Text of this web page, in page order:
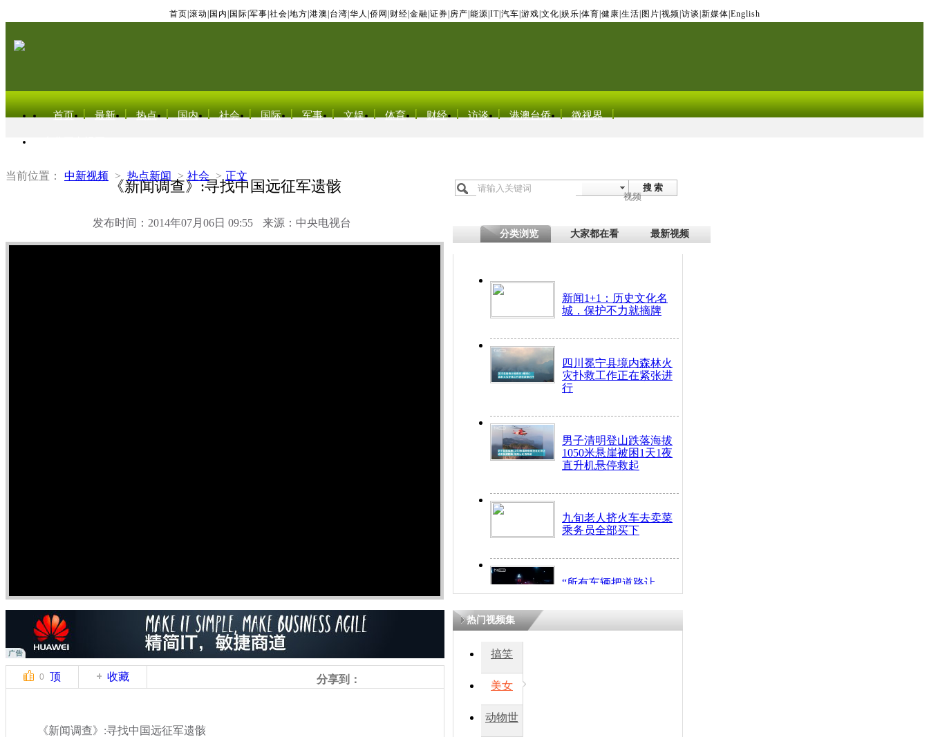
首页 滚动 国内 国际 军事 社会 地方 港澳 台湾 华人 侨网 财经 金融 证券 房产 能源 IT| 汽车 游戏 文化 娱乐 体育 健康 生活 图片 视频 访谈 新媒体 English
首页 最新 热点 国内 社会 国际 军事 文娱 体育 财经 访谈 港澳台侨 微视界
当前位置： 中新视频 > 热点新闻 > 社会 > 正文
《新闻调查》:寻找中国远征军遗骸
发布时间：2014年07月06日 09:55 来源：中央电视台
搜 索
视频
分类浏览 大家都在看 最新视频
新闻1+1：历史文化名
城，保护不力就摘牌
四川冕宁县境内森林火
灾扑救工作正在紧张进
行
男子清明登山跌落海拔
1050米悬崖被困1天1夜
直升机悬停救起
九旬老人挤火车去卖菜
乘务员全部买下
“所有车辆把道路让
开！”儿童突发疾病交
0 顶 收藏 分享到：
《新闻调查》:寻找中国远征军遗骸
热门视频集
搞笑
美女
动物世